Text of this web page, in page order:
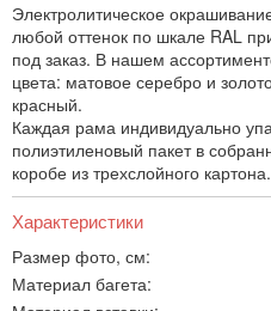
Электролитическое
любой оттенок по шкале RAL
под заказ. В нашем
цвета: матовое серебро и
красный.
Каждая рама индивидуально
полиэтиленовый пакет в
коробе из трехслойного картона.
Характеристики
Размер фото, см:
Материал багета: